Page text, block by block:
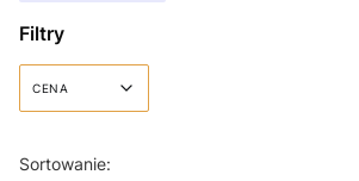
Filtry
CENA
Lista produktów
Sortowanie: